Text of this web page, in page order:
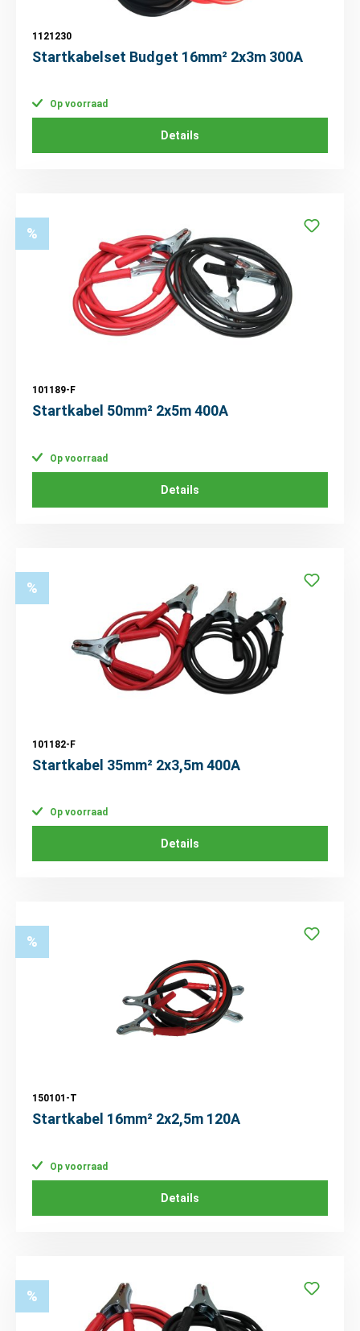
1121230
Startkabelset Budget 16mm² 2x3m 300A
Op voorraad
Details
%
101189-F
Startkabel 50mm² 2x5m 400A
Op voorraad
Details
%
101182-F
Startkabel 35mm² 2x3,5m 400A
Op voorraad
Details
%
150101-T
Startkabel 16mm² 2x2,5m 120A
Op voorraad
Details
%